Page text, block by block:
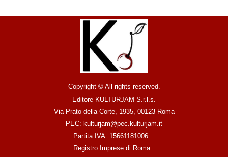
Copyright © All rights reserved.
Editore KULTURJAM S.r.l.s.
Via Prato della Corte, 1935, 00123 Roma
PEC: kulturjam@pec.kulturjam.it
Partita IVA: 15661181006
Registro Imprese di Roma